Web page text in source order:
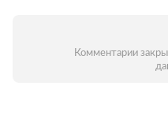
Комментарии